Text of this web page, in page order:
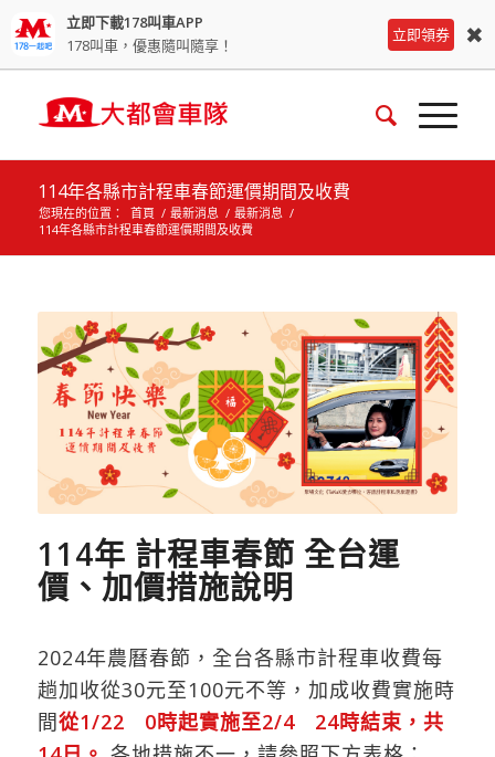
立即下載178叫車APP
178叫車，優惠隨叫隨享！
立即領券 ✖
114年各縣市計程車春節運價期間及收費
您現在的位置： 首頁 / 最新消息 / 最新消息 /
114年各縣市計程車春節運價期間及收費
114年 計程車春節 全台運
價、加價措施說明
2024年農曆春節，全台各縣市計程車收費每
趟加收從30元至100元不等，加成收費實施時
間從1/22 0時起實施至2/4 24時結束，共